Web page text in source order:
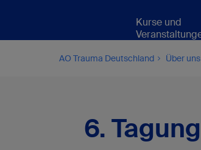
Kurse und
AO Trauma Deutschland Über uns
6.